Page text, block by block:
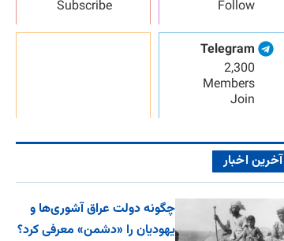
Follow
Subscribe
Telegram
2,300
Members
Join
آخرین اخبار
چگونه دولت عراق آشوری‌ها و
یهودیان را «دشمن» معرفی کرد؟